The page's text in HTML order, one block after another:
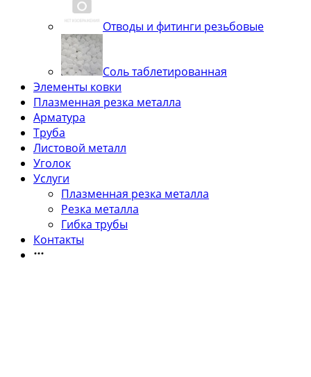
Отводы и фитинги резьбовые
Соль таблетированная
Элементы ковки
Плазменная резка металла
Арматура
Труба
Листовой металл
Уголок
Услуги
Плазменная резка металла
Резка металла
Гибка трубы
Контакты